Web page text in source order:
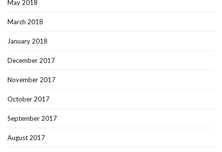
May 2018
March 2018
January 2018
December 2017
November 2017
October 2017
September 2017
August 2017